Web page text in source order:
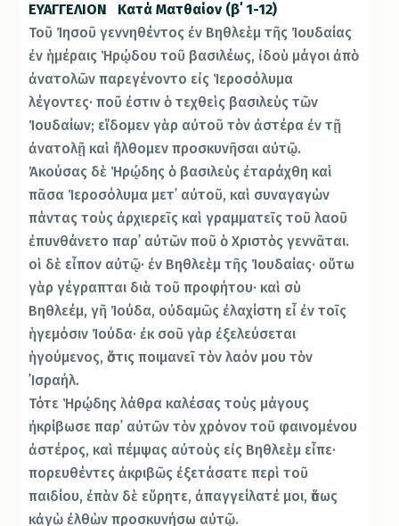
ΕΥΑΓΓΕΛΙΟΝ Κατά Ματθαίον (β΄ 1-12)
Τοῦ Ἰησοῦ γεννηθέντος ἐν Βηθλεὲμ τῆς Ἰουδαίας
ἐν ἡμέραις Ἡρῴδου τοῦ βασιλέως, ἰδοὺ μάγοι ἀπὸ
ἀνατολῶν παρεγένοντο εἰς Ἱεροσόλυμα
λέγοντες· ποῦ ἐστιν ὁ τεχθεὶς βασιλεὺς τῶν
Ἰουδαίων; εἴδομεν γὰρ αὐτοῦ τὸν ἀστέρα ἐν τῇ
ἀνατολῇ καὶ ἤλθομεν προσκυνῆσαι αὐτῷ.
Ἀκούσας δὲ Ἡρῴδης ὁ βασιλεὺς ἐταράχθη καὶ
πᾶσα Ἱεροσόλυμα μετ᾿ αὐτοῦ, καὶ συναγαγὼν
πάντας τοὺς ἀρχιερεῖς καὶ γραμματεῖς τοῦ λαοῦ
ἐπυνθάνετο παρ᾿ αὐτῶν ποῦ ὁ Χριστὸς γεννᾶται.
οἱ δὲ εἶπον αὐτῷ· ἐν Βηθλεὲμ τῆς Ἰουδαίας· οὕτω
γὰρ γέγραπται διὰ τοῦ προφήτου· καὶ σὺ
Βηθλεέμ, γῆ Ἰούδα, οὐδαμῶς ἐλαχίστη εἶ ἐν τοῖς
ἡγεμόσιν Ἰούδα· ἐκ σοῦ γὰρ ἐξελεύσεται
ἡγούμενος, ὅστις ποιμανεῖ τὸν λαόν μου τὸν
᾿Ισραήλ.
Τότε Ἡρῴδης λάθρα καλέσας τοὺς μάγους
ἠκρίβωσε παρ᾿ αὐτῶν τὸν χρόνον τοῦ φαινομένου
ἀστέρος, καὶ πέμψας αὐτοὺς εἰς Βηθλεὲμ εἶπε·
πορευθέντες ἀκριβῶς ἐξετάσατε περὶ τοῦ
παιδίου, ἐπὰν δὲ εὕρητε, ἀπαγγείλατέ μοι, ὅπως
κἀγὼ ἐλθὼν προσκυνήσω αὐτῷ.